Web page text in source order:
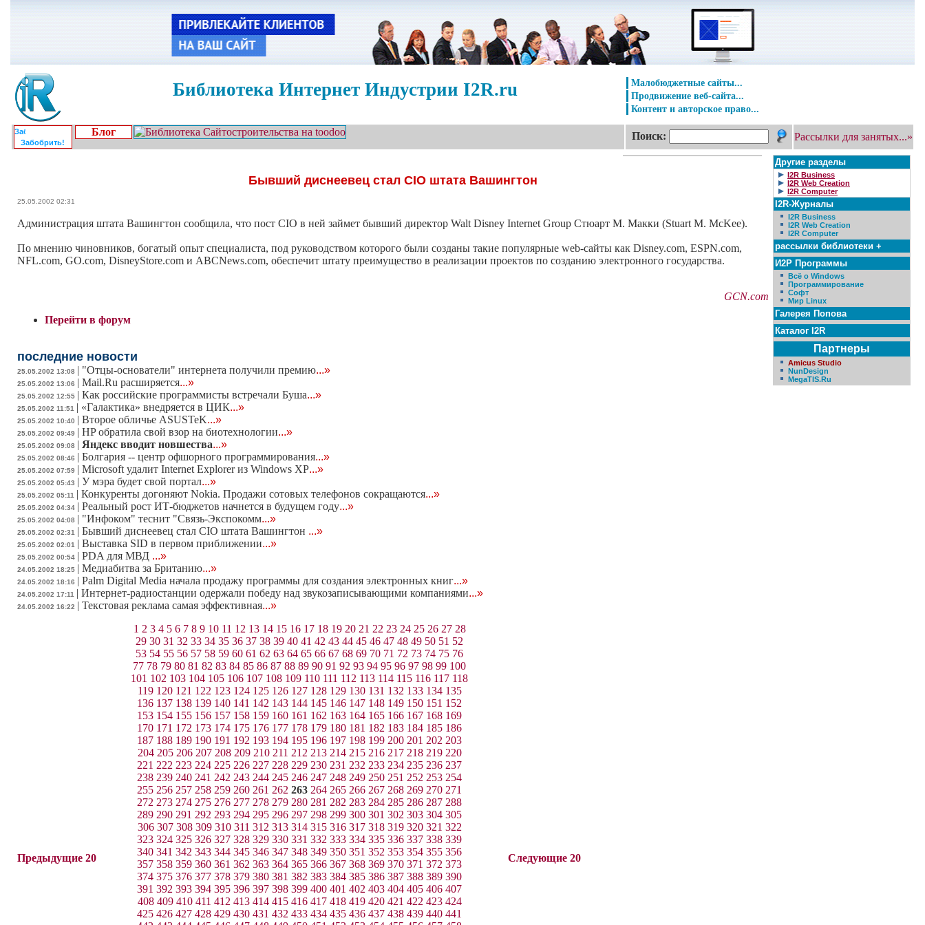
Библиотека Интернет Индустрии I2R.ru
Малобюджетные сайты...
Продвижение веб-сайта...
Контент и авторское право...
Забобрить!
Блог Поиск: Рассылки для занятых...»
Бывший диснеевец стал CIO штата Вашингтон
25.05.2002 02:31
Администрация штата Вашингтон сообщила, что пост CIO в ней займет бывший директор Walt Disney Internet Group Стюарт М. Макки (Stuart M. McKee).
По мнению чиновников, богатый опыт специалиста, под руководством которого были созданы такие популярные web-сайты как Disney.com, ESPN.com,
NFL.com, GO.com, DisneyStore.com и ABCNews.com, обеспечит штату преимущество в реализации проектов по созданию электронного государства.
GCN.com
Перейти в форум
последние новости
25.05.2002 13:08 | "Отцы-основатели" интернета получили премию...»
25.05.2002 13:06 | Mail.Ru расширяется...»
25.05.2002 12:55 | Как российские программисты встречали Буша...»
25.05.2002 11:51 | «Галактика» внедряется в ЦИК...»
25.05.2002 10:40 | Второе обличье ASUSTeK...»
25.05.2002 09:49 | HP обратила свой взор на биотехнологии...»
25.05.2002 09:08 | Яндекс вводит новшества...»
25.05.2002 08:46 | Болгария -- центр офшорного программирования...»
25.05.2002 07:59 | Microsoft удалит Internet Explorer из Windows XP...»
25.05.2002 05:43 | У мэра будет свой портал...»
25.05.2002 05:11 | Конкуренты догоняют Nokia. Продажи сотовых телефонов сокращаются...»
25.05.2002 04:34 | Реальный рост ИТ-бюджетов начнется в будущем году...»
25.05.2002 04:08 | "Инфоком" теснит "Связь-Экспокомм...»
25.05.2002 02:31 | Бывший диснеевец стал CIO штата Вашингтон ...»
25.05.2002 02:01 | Выставка SID в первом приближении...»
25.05.2002 00:54 | PDA для МВД ...»
24.05.2002 18:25 | Медиабитва за Британию...»
24.05.2002 18:16 | Palm Digital Media начала продажу программы для создания электронных книг...»
24.05.2002 17:11 | Интернет-радиостанции одержали победу над звукозаписывающими компаниями...»
24.05.2002 16:22 | Текстовая реклама самая эффективная...»
Предыдущие 20
1 2 3 4 5 6 7 8 9 10 11 12 13 14 15 16 17 18 19 20 21 22 23 24 25 26 27 28
29 30 31 32 33 34 35 36 37 38 39 40 41 42 43 44 45 46 47 48 49 50 51 52
53 54 55 56 57 58 59 60 61 62 63 64 65 66 67 68 69 70 71 72 73 74 75 76
77 78 79 80 81 82 83 84 85 86 87 88 89 90 91 92 93 94 95 96 97 98 99 100
101 102 103 104 105 106 107 108 109 110 111 112 113 114 115 116 117 118
119 120 121 122 123 124 125 126 127 128 129 130 131 132 133 134 135
136 137 138 139 140 141 142 143 144 145 146 147 148 149 150 151 152
153 154 155 156 157 158 159 160 161 162 163 164 165 166 167 168 169
170 171 172 173 174 175 176 177 178 179 180 181 182 183 184 185 186
187 188 189 190 191 192 193 194 195 196 197 198 199 200 201 202 203
204 205 206 207 208 209 210 211 212 213 214 215 216 217 218 219 220
221 222 223 224 225 226 227 228 229 230 231 232 233 234 235 236 237
238 239 240 241 242 243 244 245 246 247 248 249 250 251 252 253 254
255 256 257 258 259 260 261 262 263 264 265 266 267 268 269 270 271
272 273 274 275 276 277 278 279 280 281 282 283 284 285 286 287 288
289 290 291 292 293 294 295 296 297 298 299 300 301 302 303 304 305
306 307 308 309 310 311 312 313 314 315 316 317 318 319 320 321 322
323 324 325 326 327 328 329 330 331 332 333 334 335 336 337 338 339
340 341 342 343 344 345 346 347 348 349 350 351 352 353 354 355 356
357 358 359 360 361 362 363 364 365 366 367 368 369 370 371 372 373
374 375 376 377 378 379 380 381 382 383 384 385 386 387 388 389 390
391 392 393 394 395 396 397 398 399 400 401 402 403 404 405 406 407
408 409 410 411 412 413 414 415 416 417 418 419 420 421 422 423 424
425 426 427 428 429 430 431 432 433 434 435 436 437 438 439 440 441
Следующие 20
Другие разделы
I2R Business
I2R Web Creation
I2R Computer
I2R-Журналы
I2R Business
I2R Web Creation
I2R Computer
рассылки библиотеки +
И2Р Программы
Всё о Windows
Программирование
Софт
Мир Linux
Галерея Попова
Каталог I2R
Партнеры
Amicus Studio
NunDesign
MegaTIS.Ru